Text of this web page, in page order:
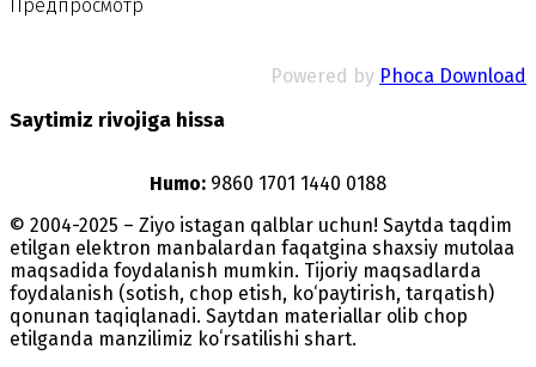
Предпросмотр
Powered by Phoca Download
Saytimiz rivojiga hissa
Humo: 9860 1701 1440 0188
© 2004-2025 – Ziyo istagan qalblar uchun! Saytda taqdim
etilgan elektron manbalardan faqatgina shaxsiy mutolaa
maqsadida foydalanish mumkin. Tijoriy maqsadlarda
foydalanish (sotish, chop etish, ko‘paytirish, tarqatish)
qonunan taqiqlanadi. Saytdan materiallar olib chop
etilganda manzilimiz koʻrsatilishi shart.